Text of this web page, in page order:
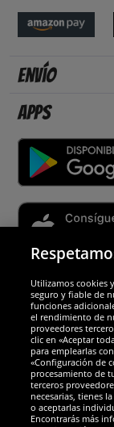
Envío
Apps
Socios y
Utilizamos cookies
seguro y fiable de
funciones
el rendimiento de
proveedores
clic en «Aceptar
para emplearlas
«Configuración de
procesamiento de
terceros
necesarias, tienes
o aceptarlas
Encontrarás más